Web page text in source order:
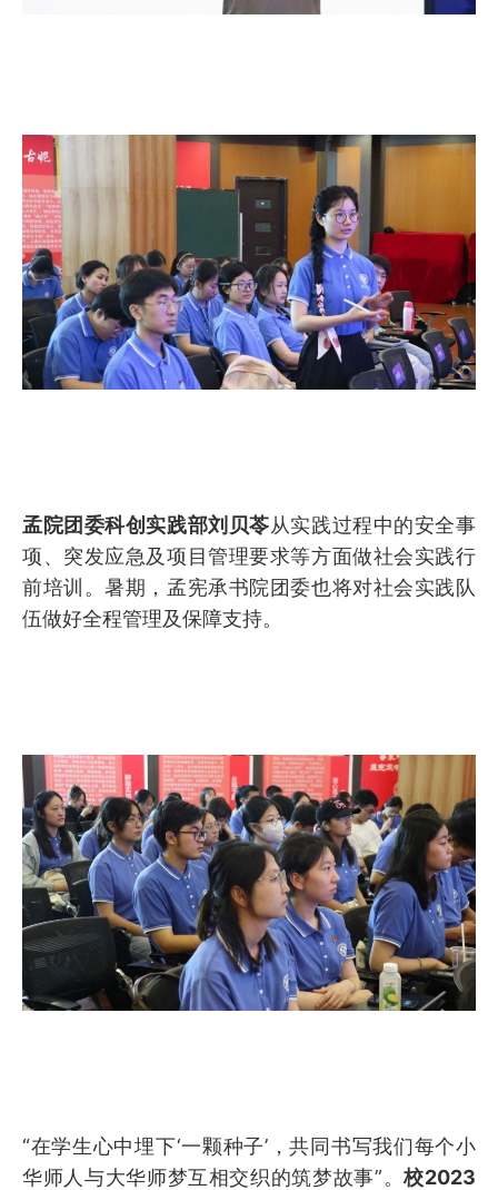
孟院团委科创实践部刘贝苓从实践过程中的安全事
项、突发应急及项目管理要求等方面做社会实践行
前培训。暑期，孟宪承书院团委也将对社会实践队
伍做好全程管理及保障支持。
“在学生心中埋下‘一颗种子’，共同书写我们每个小
华师人与大华师梦互相交织的筑梦故事”。校2023